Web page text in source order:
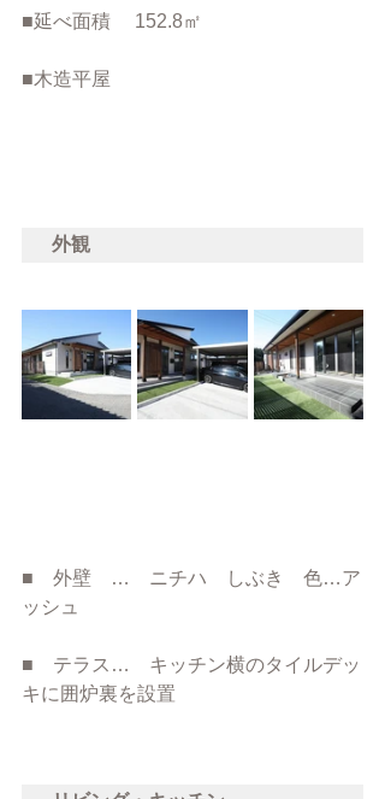
■延べ面積　 152.8㎡
■木造平屋
外観
■　外壁　…　ニチハ　しぶき　色…ア
ッシュ
■　テラス…　キッチン横のタイルデッ
キに囲炉裏を設置